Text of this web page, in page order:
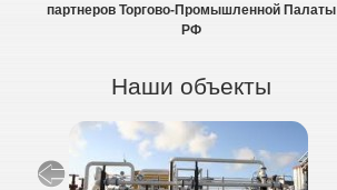
партнеров Торгово-Промышленной Палаты
РФ
Наши объекты